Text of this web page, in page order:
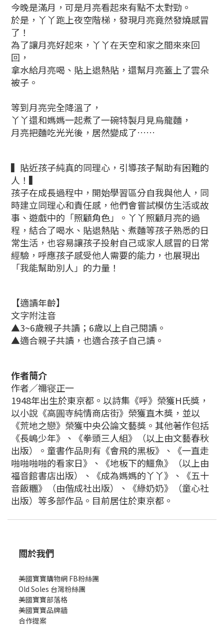
今晚是滿月，可是月亮看起來有點不太對勁。
於是，丫丫跑上夜空階梯，發現月亮竟然發燒感冒
了！
為了讓月亮好起來，丫丫在天空和家之間來來回
回，
拿水給月亮喝、貼上退熱貼，還幫月亮蓋上了雲朵
被子。
等到月亮完全降溫了，
丫丫還和媽媽一起煮了一碗特製月見烏龍麵，
月亮把麵吃光光後，居然變成了……
▍貼近孩子純真的同理心，引導孩子幫助有困難的
人！▍
孩子在成長過程中，開始學習區分自我與他人，同
時建立同理心和責任感，他們會嘗試模仿生活或故
事、遊戲中的「照顧角色」。丫丫照顧月亮的過
程，結合了喝水、貼退熱貼、煮麵等孩子熟悉的日
常生活，也容易讓孩子投射自己或家人感冒的日常
經驗，呼應孩子感受他人需要的能力，也展現出
「我能幫助別人」的力量！
【適讀年齡】
文字附注音
▲3~6歲親子共讀；6歲以上自己閱讀。
▲適合親子共讀，也適合孩子自己讀。
作者簡介
作者／禰寝正一
1948年出生於東京都。以詩集《呼》榮獲H氏獎，
以小說《高圓寺純情商店街》榮獲直木獎，並以
《荒地之戀》榮獲中央公論文藝獎。其他著作包括
《長嶋少年》、《拳頭三人組》（以上由文藝春秋
出版）。童書作品則有《會飛的黑板》、《一直走
啪啪啪啪的看家日》、《地板下的鱷魚》（以上由
福音館書店出版）、《成為媽媽的丫丫》、《五十
音飯糰》（由偕成社出版）、《綠奶奶》（童心社
出版）等多部作品。目前居住於東京都。
關於我們
美國寶寶購物網 FB粉絲團
Old Soles 台灣粉絲團
美國寶寶部落格
美國寶寶品牌牆
合作提案